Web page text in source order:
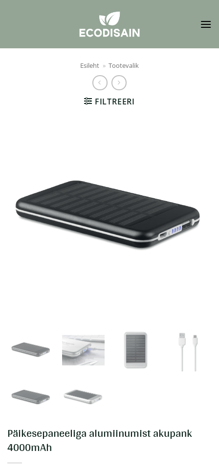
Esileht » Tootevalik
FILTREERI
Päikesepaneeliga alumiinumist akupank
4000mAh